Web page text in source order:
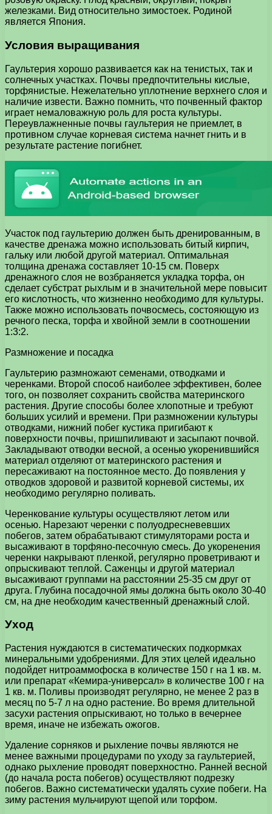
железками. Вид относительно зимостоек. Родиной
является Япония.
Условия выращивания
Гаультерия хорошо развивается как на тенистых, так и
солнечных участках. Почвы предпочтительны кислые,
торфянистые. Нежелательно уплотнение верхнего слоя и
наличие извести. Важно помнить, что почвенный фактор
играет немаловажную роль для роста культуры.
Переувлажненные почвы гаультерия не приемлет, в
противном случае корневая система начнет гнить и в
результате растение погибнет.
Участок под гаультерию должен быть дренированным, в
качестве дренажа можно использовать битый кирпич,
гальку или любой другой материал. Оптимальная
толщина дренажа составляет 10-15 см. Поверх
дренажного слоя не возбраняется укладка торфа, он
сделает субстрат рыхлым и в значительной мере повысит
его кислотность, что жизненно необходимо для культуры.
Также можно использовать почвосмесь, состояющую из
речного песка, торфа и хвойной земли в соотношении
1:3:2.
Размножение и посадка
Гаультерию размножают семенами, отводками и
черенками. Второй способ наиболее эффективен, более
того, он позволяет сохранить свойства материнского
растения. Другие способы более хлопотные и требуют
больших усилий и времени. При размножении культуры
отводками, нижний побег кустика пригибают к
поверхности почвы, пришпиливают и засыпают почвой.
Закладывают отводки весной, а осенью укоренившийся
материал отделяют от материнского растения и
пересаживают на постоянное место. До появления у
отводков здоровой и развитой корневой системы, их
необходимо регулярно поливать.
Черенкование культуры осуществляют летом или
осенью. Нарезают черенки с полуодресневевших
побегов, затем обрабатывают стимуляторами роста и
высаживают в торфяно-песочную смесь. До укоренения
черенки накрывают пленкой, регулярно проветривают и
опрыскивают теплой. Саженцы и другой материал
высаживают группами на расстоянии 25-35 см друг от
друга. Глубина посадочной ямы должна быть около 30-40
см, на дне необходим качественный дренажный слой.
Уход
Растения нуждаются в систематических подкормках
минеральными удобрениями. Для этих целей идеально
подойдет нитроаммофоска в количестве 150 г на 1 кв. м.
или препарат «Кемира-универсал» в количестве 100 г на
1 кв. м. Поливы производят регулярно, не менее 2 раз в
месяц по 5-7 л на одно растение. Во время длительной
засухи растения опрыскивают, но только в вечернее
время, иначе не избежать ожогов.
Удаление сорняков и рыхление почвы являются не
менее важными процедурами по уходу за гаультерией,
однако рыхление проводят поверхностно. Ранней весной
(до начала роста побегов) осуществляют подрезку
побегов. Важно систематически удалять сухие побеги. На
зиму растения мульчируют щепой или торфом.